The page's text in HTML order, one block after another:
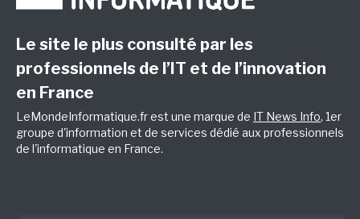
Le site le plus consulté par les
professionnels de l’IT et de l’innovation
en France
LeMondeInformatique.fr est une marque de IT News Info, 1er
groupe d'information et de services dédié aux professionnels
de l'informatique en France.